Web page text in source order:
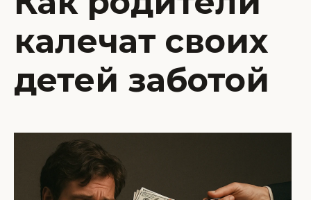
калечат своих
детей заботой